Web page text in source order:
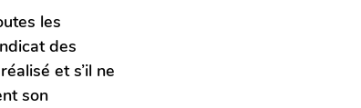
les
des
et s’il ne
son